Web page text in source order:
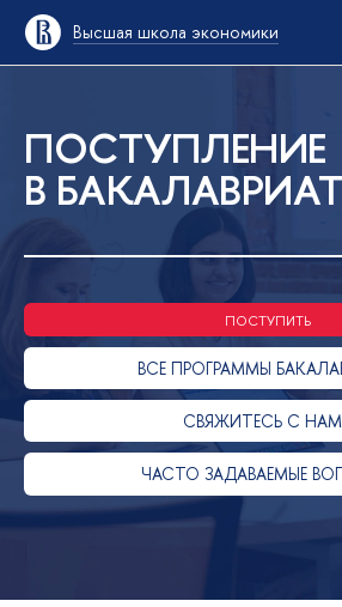
Высшая школа экономики
ПОСТУПЛЕНИЕ
В БАКАЛАВРИАТ
ПОСТУПИТЬ
ВСЕ ПРОГРАММЫ
СВЯЖИТЕСЬ С
ЧАСТО ЗАДАВАЕМЫЕ